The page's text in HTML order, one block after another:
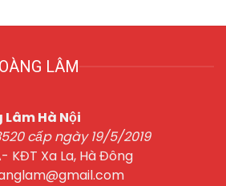
LÂM
Hà Nội
cấp ngày 19/5/2019
KĐT Xa La, Hà Đông